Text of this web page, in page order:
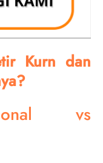
Kurn dan
vs